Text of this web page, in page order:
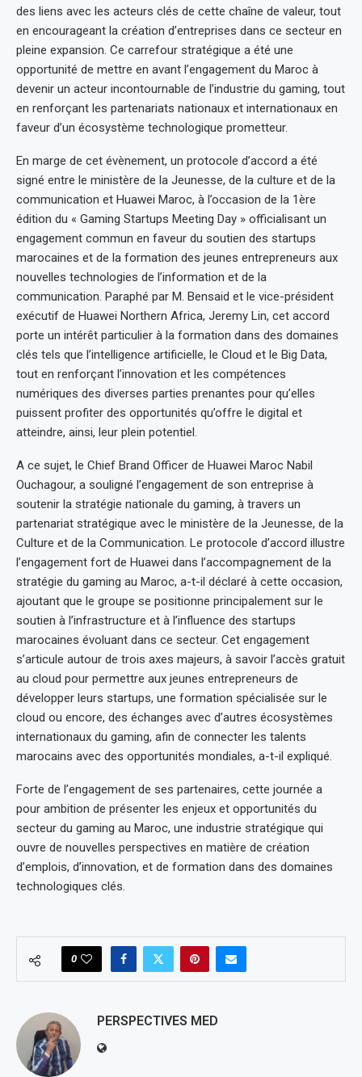
des liens avec les acteurs clés de cette chaîne de valeur, tout
en encourageant la création d’entreprises dans ce secteur en
pleine expansion. Ce carrefour stratégique a été une
opportunité de mettre en avant l’engagement du Maroc à
devenir un acteur incontournable de l’industrie du gaming, tout
en renforçant les partenariats nationaux et internationaux en
faveur d’un écosystème technologique prometteur.
En marge de cet évènement, un protocole d’accord a été
signé entre le ministère de la Jeunesse, de la culture et de la
communication et Huawei Maroc, à l’occasion de la 1ère
édition du « Gaming Startups Meeting Day » officialisant un
engagement commun en faveur du soutien des startups
marocaines et de la formation des jeunes entrepreneurs aux
nouvelles technologies de l’information et de la
communication. Paraphé par M. Bensaid et le vice-président
exécutif de Huawei Northern Africa, Jeremy Lin, cet accord
porte un intérêt particulier à la formation dans des domaines
clés tels que l’intelligence artificielle, le Cloud et le Big Data,
tout en renforçant l’innovation et les compétences
numériques des diverses parties prenantes pour qu’elles
puissent profiter des opportunités qu’offre le digital et
atteindre, ainsi, leur plein potentiel.
A ce sujet, le Chief Brand Officer de Huawei Maroc Nabil
Ouchagour, a souligné l’engagement de son entreprise à
soutenir la stratégie nationale du gaming, à travers un
partenariat stratégique avec le ministère de la Jeunesse, de la
Culture et de la Communication. Le protocole d’accord illustre
l’engagement fort de Huawei dans l’accompagnement de la
stratégie du gaming au Maroc, a-t-il déclaré à cette occasion,
ajoutant que le groupe se positionne principalement sur le
soutien à l’infrastructure et à l’influence des startups
marocaines évoluant dans ce secteur. Cet engagement
s’articule autour de trois axes majeurs, à savoir l’accès gratuit
au cloud pour permettre aux jeunes entrepreneurs de
développer leurs startups, une formation spécialisée sur le
cloud ou encore, des échanges avec d’autres écosystèmes
internationaux du gaming, afin de connecter les talents
marocains avec des opportunités mondiales, a-t-il expliqué.
Forte de l’engagement de ses partenaires, cette journée a
pour ambition de présenter les enjeux et opportunités du
secteur du gaming au Maroc, une industrie stratégique qui
ouvre de nouvelles perspectives en matière de création
d’emplois, d’innovation, et de formation dans des domaines
technologiques clés.
0
PERSPECTIVES MED